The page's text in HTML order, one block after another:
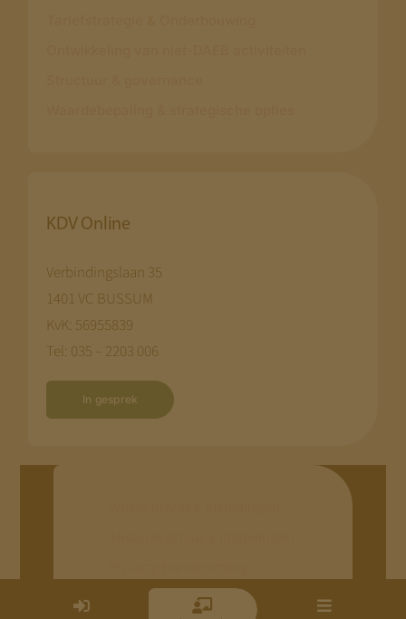
KDV Online
Verbindingslaan 35
1401 VC BUSSUM
KvK: 56955839
Tel: 035 – 2203 006
In gesprek
herroepen